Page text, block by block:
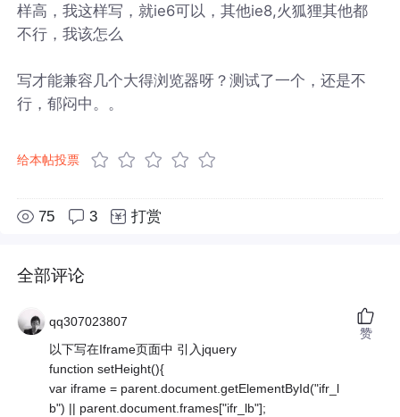
样高，我这样写，就ie6可以，其他ie8,火狐狸其他都
不行，我该怎么
写才能兼容几个大得浏览器呀？测试了一个，还是不
行，郁闷中。。
给本帖投票
75 3 打赏
全部评论
qq307023807
以下写在Iframe页面中 引入jquery
function setHeight(){
var iframe = parent.document.getElementById("ifr_l
b") || parent.document.frames["ifr_lb"];
赞